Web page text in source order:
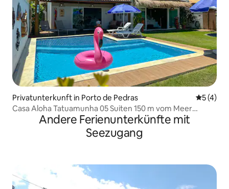
Privatunterkunft in Porto de Pedras
5 (4)
Casa Aloha Tatuamunha 05 Suiten 150 m vom Meer
entferntAndere Ferienunterkünfte mit
Seezugang